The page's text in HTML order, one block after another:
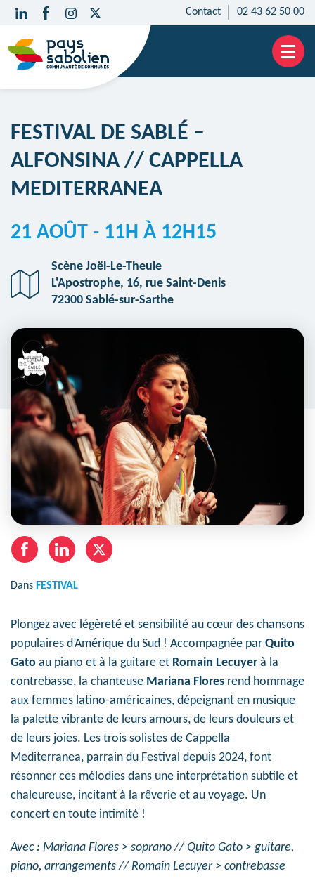
Contact 02 43 62 50 00
FESTIVAL DE SABLÉ –
ALFONSINA // CAPPELLA
MEDITERRANEA
21 AOÛT - 11H À 12H15
Scène Joël-Le-Theule
L'Apostrophe, 16, rue Saint-Denis
72300 Sablé-sur-Sarthe
Dans FESTIVAL
Plongez avec légèreté et sensibilité au cœur des chansons
populaires d’Amérique du Sud ! Accompagnée par Quito
Gato au piano et à la guitare et Romain Lecuyer à la
contrebasse, la chanteuse Mariana Flores rend hommage
aux femmes latino-américaines, dépeignant en musique
la palette vibrante de leurs amours, de leurs douleurs et
de leurs joies. Les trois solistes de Cappella
Mediterranea, parrain du Festival depuis 2024, font
résonner ces mélodies dans une interprétation subtile et
chaleureuse, incitant à la rêverie et au voyage. Un
concert en toute intimité !
Avec : Mariana Flores > soprano // Quito Gato > guitare,
piano, arrangements // Romain Lecuyer > contrebasse